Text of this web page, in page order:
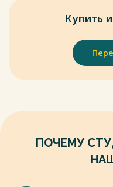
Изд-во Урал. ун-та, 2016.
Весь текст будет
Купить
ПОЧЕМУ